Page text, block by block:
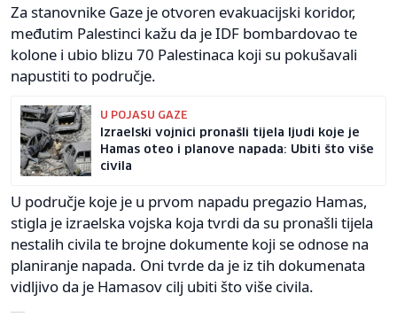
Za stanovnike Gaze je otvoren evakuacijski koridor,
međutim Palestinci kažu da je IDF bombardovao te
kolone i ubio blizu 70 Palestinaca koji su pokušavali
napustiti to područje.
U POJASU GAZE
Izraelski vojnici pronašli tijela ljudi koje je
Hamas oteo i planove napada: Ubiti što više
civila
U područje koje je u prvom napadu pregazio Hamas,
stigla je izraelska vojska koja tvrdi da su pronašli tijela
nestalih civila te brojne dokumente koji se odnose na
planiranje napada. Oni tvrde da je iz tih dokumenata
vidljivo da je Hamasov cilj ubiti što više civila.